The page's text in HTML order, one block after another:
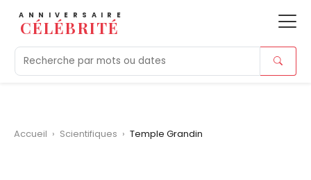
ANNIVERSAIRE
CÉLÉBRITÉ
Aujourd'hui Tendances Morts
Accueil › Scientifiques › Temple Grandin